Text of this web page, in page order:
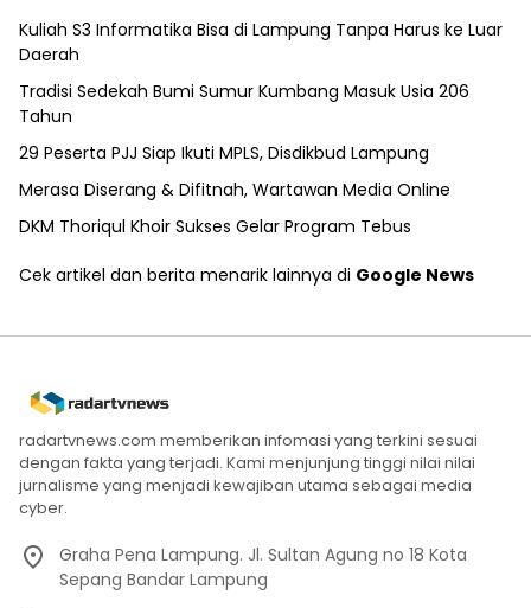
Kuliah S3 Informatika Bisa di Lampung Tanpa Harus ke Luar
Daerah
Tradisi Sedekah Bumi Sumur Kumbang Masuk Usia 206
Tahun
29 Peserta PJJ Siap Ikuti MPLS, Disdikbud Lampung
Merasa Diserang & Difitnah, Wartawan Media Online
DKM Thoriqul Khoir Sukses Gelar Program Tebus
Cek artikel dan berita menarik lainnya di Google News
radartvnews.com memberikan infomasi yang terkini sesuai
dengan fakta yang terjadi. Kami menjunjung tinggi nilai nilai
jurnalisme yang menjadi kewajiban utama sebagai media
cyber.
Graha Pena Lampung. Jl. Sultan Agung no 18 Kota
Sepang Bandar Lampung